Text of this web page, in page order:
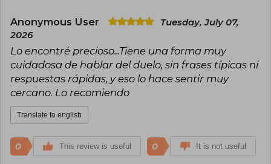
Anonymous User
Tuesday, July 07,
2026
Lo encontré precioso...Tiene una forma muy
cuidadosa de hablar del duelo, sin frases típicas ni
respuestas rápidas, y eso lo hace sentir muy
cercano. Lo recomiendo
Translate to english
0 This review is useful 0 It is not useful